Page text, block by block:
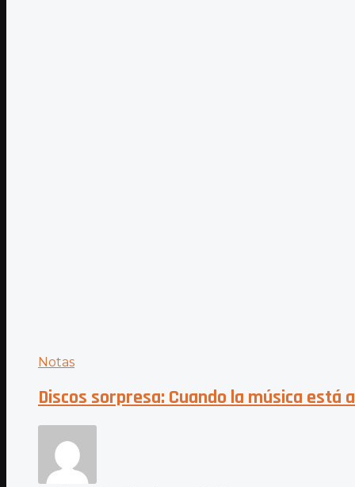
Notas
Discos sorpresa: Cuando la música está